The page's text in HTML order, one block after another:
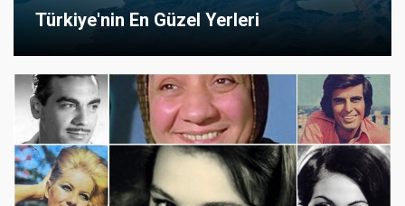
Türkiye'nin En Güzel Yerleri